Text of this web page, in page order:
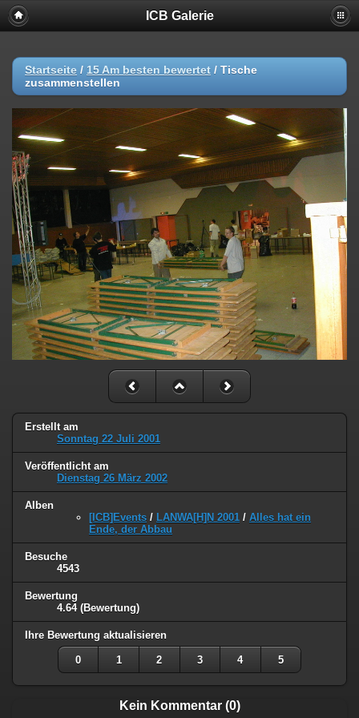
ICB Galerie
Startseite / 15 Am besten bewertet / Tische
zusammenstellen
Erstellt am
Sonntag 22 Juli 2001
Veröffentlicht am
Dienstag 26 März 2002
Alben
[ICB]Events / LANWA[H]N 2001 / Alles hat ein
Ende, der Abbau
Besuche
4543
Bewertung
4.64 (Bewertung)
Ihre Bewertung aktualisieren
0 1 2 3 4 5
Kein Kommentar (0)